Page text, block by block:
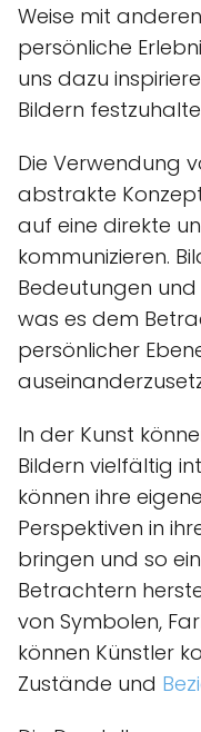
Weise mit
persönliche
uns dazu
Bildern
Die Verwendung
abstrakte
auf eine direkte
kommunizieren.
Bedeutungen
was es dem
persönlicher
In der Kunst
Bildern vielfältig
können ihre
Perspektiven in
bringen und so
Betrachtern
von Symbolen,
können Künstler
Zustände und